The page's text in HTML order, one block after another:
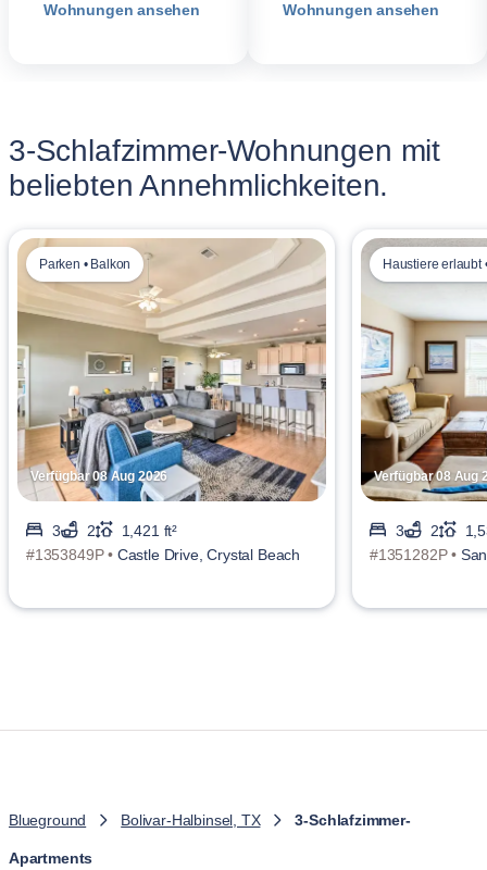
Wohnungen ansehen Wohnungen ansehen
3-Schlafzimmer-Wohnungen mit
beliebten Annehmlichkeiten.
Verfügbar 08 Aug 2026
Parken • Balkon
3 2
1,421 ft²
#1353849P • Castle Drive, Crystal Beach
Verfügbar 08 Aug
Haustiere erlaubt
3 2
#1351282P •
Blueground Bolivar-Halbinsel, TX 3-Schlafzimmer-
Apartments